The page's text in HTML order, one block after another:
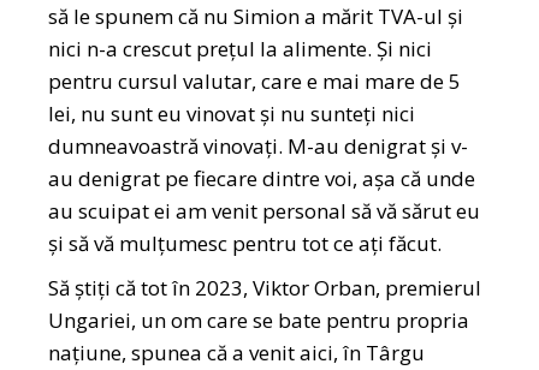
să le spunem că nu Simion a mărit TVA-ul și
nici n-a crescut prețul la alimente. Și nici
pentru cursul valutar, care e mai mare de 5
lei, nu sunt eu vinovat și nu sunteți nici
dumneavoastră vinovați. M-au denigrat și v-
au denigrat pe fiecare dintre voi, așa că unde
au scuipat ei am venit personal să vă sărut eu
și să vă mulțumesc pentru tot ce ați făcut.
Să știți că tot în 2023, Viktor Orban, premierul
Ungariei, un om care se bate pentru propria
națiune, spunea că a venit aici, în Târgu